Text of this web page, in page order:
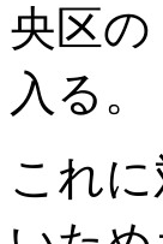
央区
入る。
これ